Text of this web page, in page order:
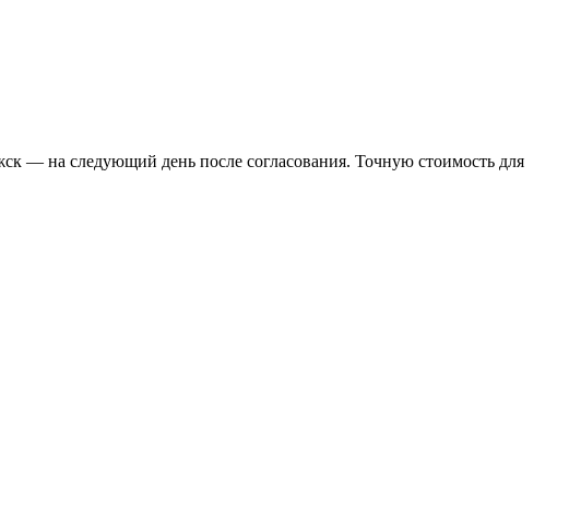
— на следующий день после согласования. Точную стоимость для